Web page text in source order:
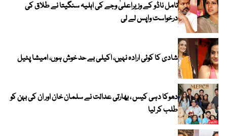
تامل ناڈو کے وزیراعلیٰ وجے کی اہلیہ سنگیتا نے طلاق کی
درخواست واپس لے لی
شادی کا کوئی ارادہ نہیں، اکیلی بے حد خوش ہوں، امیشا پٹیل
دھوکا دہی کیس ، بھارتی عدالت نے سلمان خان اور ان کی بہن کو
طلب کر لیا